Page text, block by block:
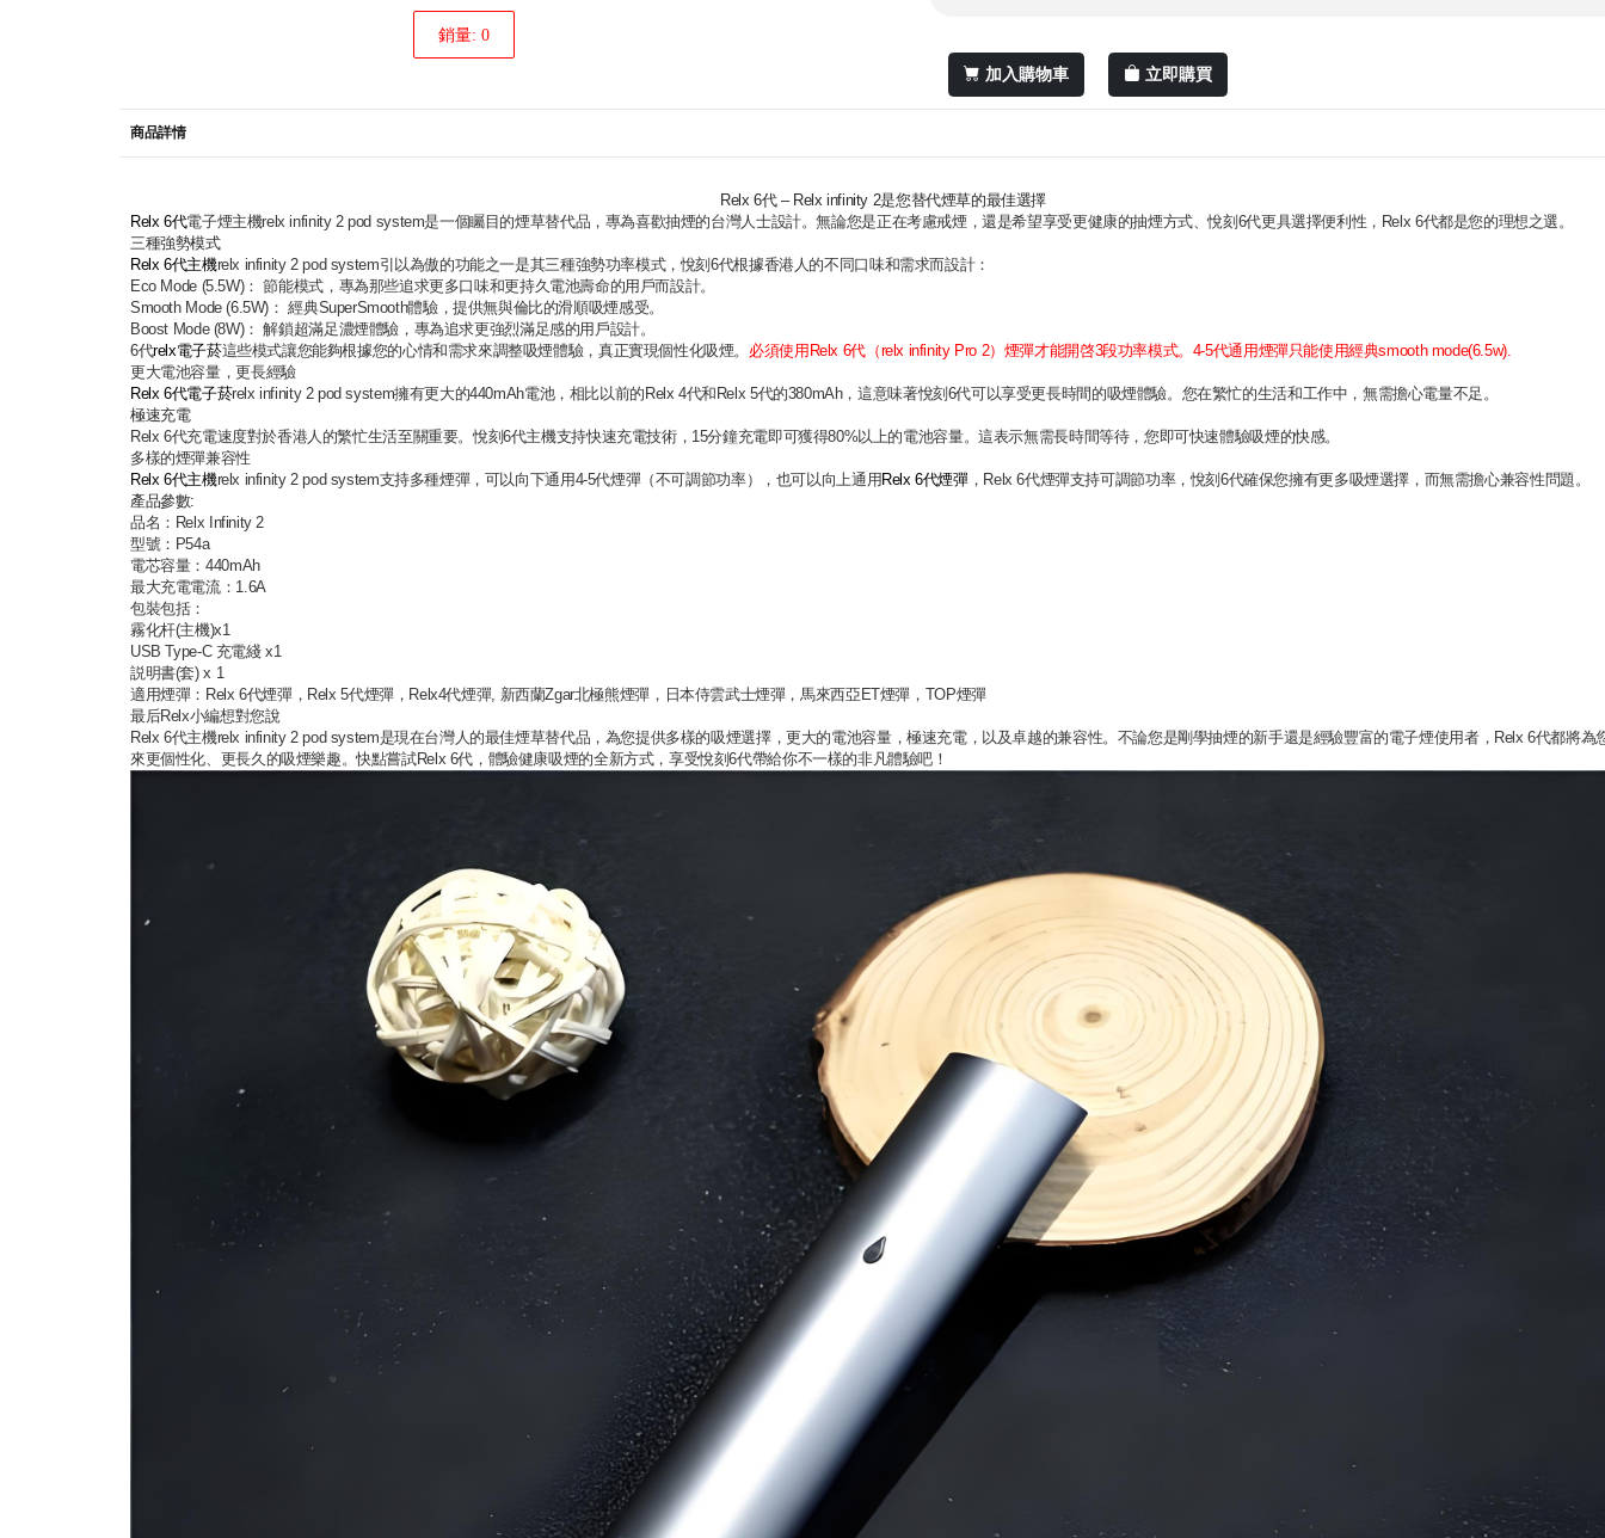
銷量: 0
加入購物車 立即購買
商品詳情
Relx 6代 – Relx infinity 2是您替代煙草的最佳選擇
Relx 6代電子煙主機relx infinity 2 pod system是一個矚目的煙草替代品，專為喜歡抽煙的台灣人士設計。無論您是正在考慮戒煙，還是希望享受更健康的抽煙方式、悅刻6代更具選擇便利性，Relx 6代都是您的理想之選。
三種強勢模式
Relx 6代主機relx infinity 2 pod system引以為傲的功能之一是其三種強勢功率模式，悅刻6代根據香港人的不同口味和需求而設計：
Eco Mode (5.5W)： 節能模式，專為那些追求更多口味和更持久電池壽命的用戶而設計。
Smooth Mode (6.5W)： 經典SuperSmooth體驗，提供無與倫比的滑順吸煙感受。
Boost Mode (8W)： 解鎖超滿足濃煙體驗，專為追求更強烈滿足感的用戶設計。
6代relx電子菸這些模式讓您能夠根據您的心情和需求來調整吸煙體驗，真正實現個性化吸煙。 必須使用Relx 6代（relx infinity Pro 2）煙彈才能開啓3段功率模式。4-5代通用煙彈只能使用經典smooth mode(6.5w).
更大電池容量，更長經驗
Relx 6代電子菸relx infinity 2 pod system擁有更大的440mAh電池，相比以前的Relx 4代和Relx 5代的380mAh，這意味著悅刻6代可以享受更長時間的吸煙體驗。您在繁忙的生活和工作中，無需擔心電量不足。
極速充電
Relx 6代充電速度對於香港人的繁忙生活至關重要。悅刻6代主機支持快速充電技術，15分鐘充電即可獲得80%以上的電池容量。這表示無需長時間等待，您即可快速體驗吸煙的快感。
多樣的煙彈兼容性
Relx 6代主機relx infinity 2 pod system支持多種煙彈，可以向下通用4-5代煙彈（不可調節功率），也可以向上通用 Relx 6代煙彈，Relx 6代煙彈支持可調節功率，悅刻6代確保您擁有更多吸煙選擇，而無需擔心兼容性問題。
產品參數:
品名：Relx Infinity 2
型號：P54a
電芯容量：440mAh
最大充電電流：1.6A
包裝包括：
霧化杆(主機)x1
USB Type-C 充電綫 x1
説明書(套) x 1
適用煙彈：Relx 6代煙彈，Relx 5代煙彈，Relx4代煙彈, 新西蘭Zgar北極熊煙彈，日本侍雲武士煙彈，馬來西亞ET煙彈，TOP煙彈
最后Relx小編想對您說
Relx 6代主機relx infinity 2 pod system是現在台灣人的最佳煙草替代品，為您提供多樣的吸煙選擇，更大的電池容量，極速充電，以及卓越的兼容性。不論您是剛學抽煙的新手還是經驗豐富的電子煙使用者，Relx 6代都將為
來更個性化、更長久的吸煙樂趣。快點嘗試Relx 6代，體驗健康吸煙的全新方式，享受悅刻6代帶給你不一樣的非凡體驗吧！